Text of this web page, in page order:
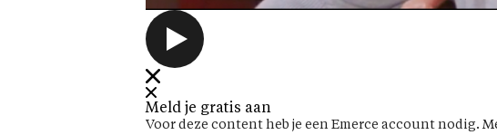
Meld je gratis aan
Voor deze content heb je een Emerce account nodig.